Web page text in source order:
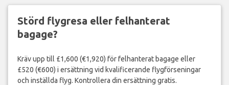
GÖR ANSPRÅK NU!
Störd flygresa eller felhanterat
bagage?